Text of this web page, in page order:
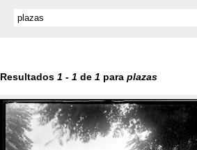
Resultados 1 - 1 de 1 para plazas